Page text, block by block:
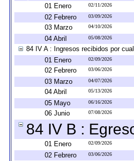
01 Enero 02/11/2026
02 Febrero
03/09/2026
03 Marzo
04/10/2026
04 Abril
05/08/2026
84 IV A : Ingresos recibidos por
01 Enero
02/09/2026
02 Febrero
03/06/2026
03 Marzo
04/07/2026
04 Abril
05/13/2026
05 Mayo
06/16/2026
06 Junio
07/08/2026
84 IV B :
01 Enero 02/09/2026
02 Febrero
03/06/2026